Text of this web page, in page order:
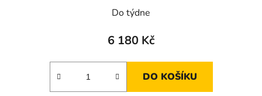
Do týdne
6 180 Kč
DO KOŠÍKU